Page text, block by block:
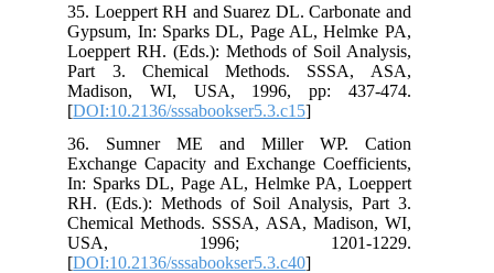
35. Loeppert RH and Suarez DL. Carbonate and
Gypsum, In: Sparks DL, Page AL, Helmke PA,
Loeppert RH. (Eds.): Methods of Soil Analysis,
Part 3. Chemical Methods. SSSA, ASA,
Madison, WI, USA, 1996, pp: 437-474.
[DOI:10.2136/sssabookser5.3.c15
36. Sumner ME and Miller WP. Cation
Exchange Capacity and Exchange Coefficients,
In: Sparks DL, Page AL, Helmke PA, Loeppert
RH. (Eds.): Methods of Soil Analysis, Part 3.
Chemical Methods. SSSA, ASA, Madison, WI,
USA, 1996; 1201-1229.
[DOI:10.2136/sssabookser5.3.c40